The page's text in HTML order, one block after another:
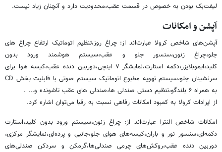
لیفت‌بک بودن به خصوص در قسمت عقب،محدودیت دارد و آنچنان زیاد نیست.
آپشن و امکانات
آپشن‌های شاخص کرولا عبارت‌اند از: چراغ روز،تنظیم اتوماتیک ارتفاع چراغ های
جلو،چراغ زنون،سنسور جلو و عقب،سیستم هوشمند ورود بدون
کلید،ایموبلایزر،دکمه استارت،نمایشگر ۷ اینچی،دوربین دنده عقب،کیسه هوا برای
سرنشینان جلو،سیستم تهویه مطبوع اتوماتیک سیستم صوتی با قابلیت پخش CD
به همراه ۶ بلندگو،تنظیم دستی صندلی ها،صندلی های عقب تاشونده و... .
از ایرادات کرولا به کمبود امکانات رفاهی نسبت به رقبا می‌توان اشاره کرد.
امکانات شاخص النترا عبارت‌اند از: چراغ زنون،سیستم ورود بدون کلید،استارت
دکمه‌ای،سنسور نور و باران،کیسه‌های هوای جلو،جانبی و پرده‌ای،نمایشگر مرکزی،
دوربین دنده عقب،روکش‌های چرمی صندلی‌ها،گرمکن و سردکن صندلی‌های